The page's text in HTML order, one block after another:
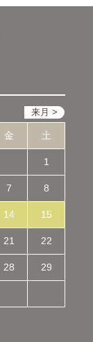
金 土
1
7 8
14 15
21 22
28 29